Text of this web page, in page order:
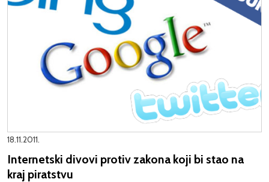
18.11.2011.
Internetski divovi protiv zakona koji bi stao na
kraj piratstvu